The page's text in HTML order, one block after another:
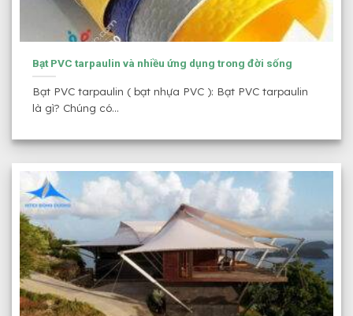
Bạt PVC tarpaulin và nhiều ứng dụng trong đời sống
Bạt PVC tarpaulin ( bạt nhựa PVC ): Bạt PVC tarpaulin
là gì? Chúng có...